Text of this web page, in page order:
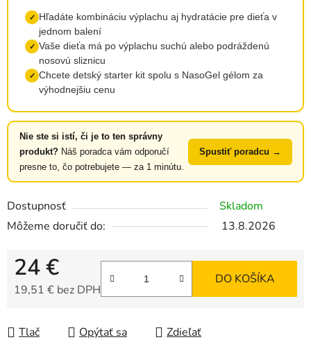
✓ Hľadáte kombináciu výplachu aj hydratácie pre dieťa v
jednom balení
✓ Vaše dieťa má po výplachu suchú alebo podráždenú
nosovú sliznicu
✓ Chcete detský starter kit spolu s NasoGel gélom za
výhodnejšiu cenu
Nie ste si istí, či je to ten správny
produkt?Náš poradca vám odporučí
presne to, čo potrebujete — za 1 minútu.
Spustiť poradcu →
Dostupnosť
Skladom
Môžeme doručiť do:
13.8.2026
24 €
19,51 € bez DPH
DO KOŠÍKA
Tlač Opýtať sa Zdieľať